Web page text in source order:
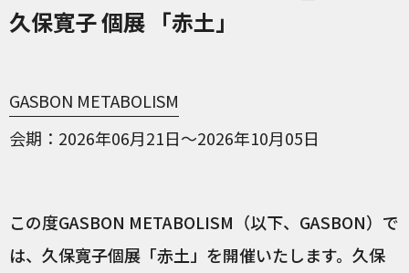
久保寛子 個展 「赤土」
GASBON METABOLISM
会期
2026年06月21日～2026年10月05日
この度GASBON METABOLISM（以下、GASBON）で
は、久保寛子個展「赤土」を開催いたします。久保